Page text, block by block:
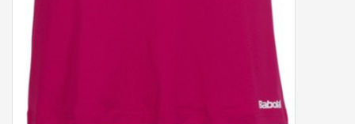
Sponsoring
Padel